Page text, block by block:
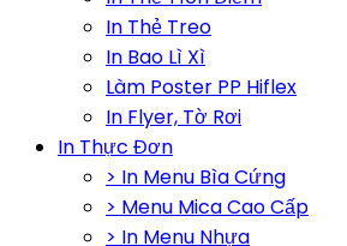
In Thẻ Treo
In Bao Lì Xì
Làm Poster PP Hiflex
In Flyer, Tờ Rơi
In Thực Đơn
> In Menu Bìa Cứng
> Menu Mica Cao Cấp
> In Menu Nhựa